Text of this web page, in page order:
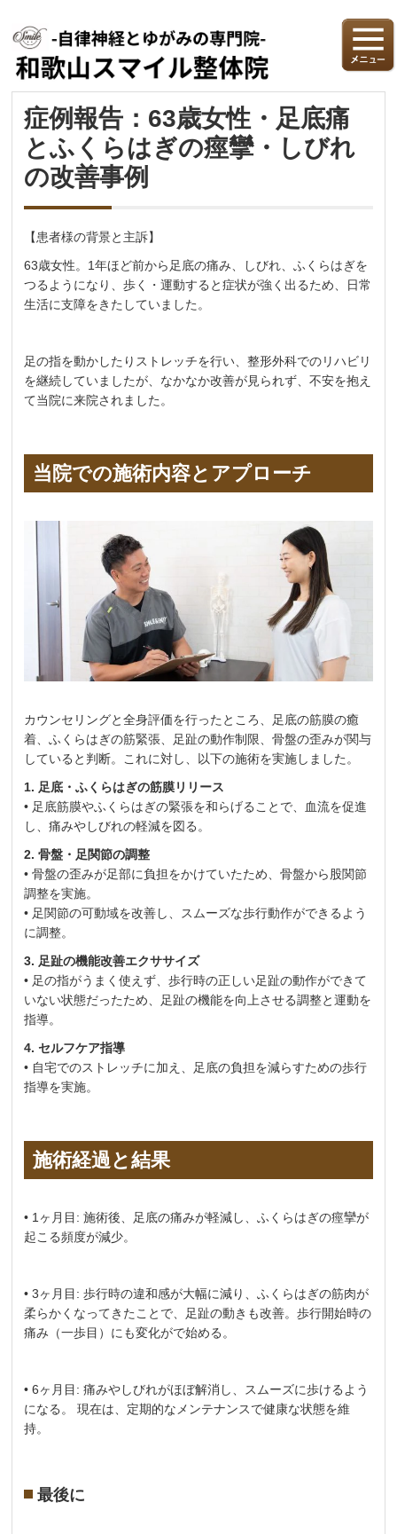
症例報告：63歳女性・足底痛
とふくらはぎの痙攣・しびれ
の改善事例
【患者様の背景と主訴】
63歳女性。1年ほど前から足底の痛み、しびれ、ふくらはぎを
つるようになり、歩く・運動すると症状が強く出るため、日常
生活に支障をきたしていました。
足の指を動かしたりストレッチを行い、整形外科でのリハビリ
を継続していましたが、なかなか改善が見られず、不安を抱え
て当院に来院されました。
当院での施術内容とアプローチ
カウンセリングと全身評価を行ったところ、足底の筋膜の癒
着、ふくらはぎの筋緊張、足趾の動作制限、骨盤の歪みが関与
していると判断。これに対し、以下の施術を実施しました。
1. 足底・ふくらはぎの筋膜リリース
• 足底筋膜やふくらはぎの緊張を和らげることで、血流を促進
し、痛みやしびれの軽減を図る。
2. 骨盤・足関節の調整
• 骨盤の歪みが足部に負担をかけていたため、骨盤から股関節
調整を実施。
• 足関節の可動域を改善し、スムーズな歩行動作ができるよう
に調整。
3. 足趾の機能改善エクササイズ
• 足の指がうまく使えず、歩行時の正しい足趾の動作ができて
いない状態だったため、足趾の機能を向上させる調整と運動を
指導。
4. セルフケア指導
• 自宅でのストレッチに加え、足底の負担を減らすための歩行
指導を実施。
施術経過と結果
• 1ヶ月目: 施術後、足底の痛みが軽減し、ふくらはぎの痙攣が
起こる頻度が減少。
• 3ヶ月目: 歩行時の違和感が大幅に減り、ふくらはぎの筋肉が
柔らかくなってきたことで、足趾の動きも改善。歩行開始時の
痛み（一歩目）にも変化がで始める。
• 6ヶ月目: 痛みやしびれがほぼ解消し、スムーズに歩けるよう
になる。 現在は、定期的なメンテナンスで健康な状態を維
持。
最後に